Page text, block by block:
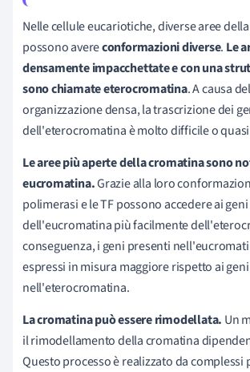
Nelle cellule eucariotiche, diverse aree
possono avereconformazioni diverse. Le
densamente impacchettate e con una
sono chiamate eterocromatina. A causa
organizzazione densa, la trascrizione dei
dell'eterocromatina è molto difficile o
Le aree più aperte della cromatina sono
eucromatina.Grazie alla loro
polimerasi e le TF possono accedere ai geni
dell'eucromatina più facilmente
conseguenza, i geni presenti
espressi in misura maggiore rispetto ai
nell'eterocromatina.
La cromatina può essere rimodellata. Un
il rimodellamento della cromatina
Questo processo è realizzato da complessi